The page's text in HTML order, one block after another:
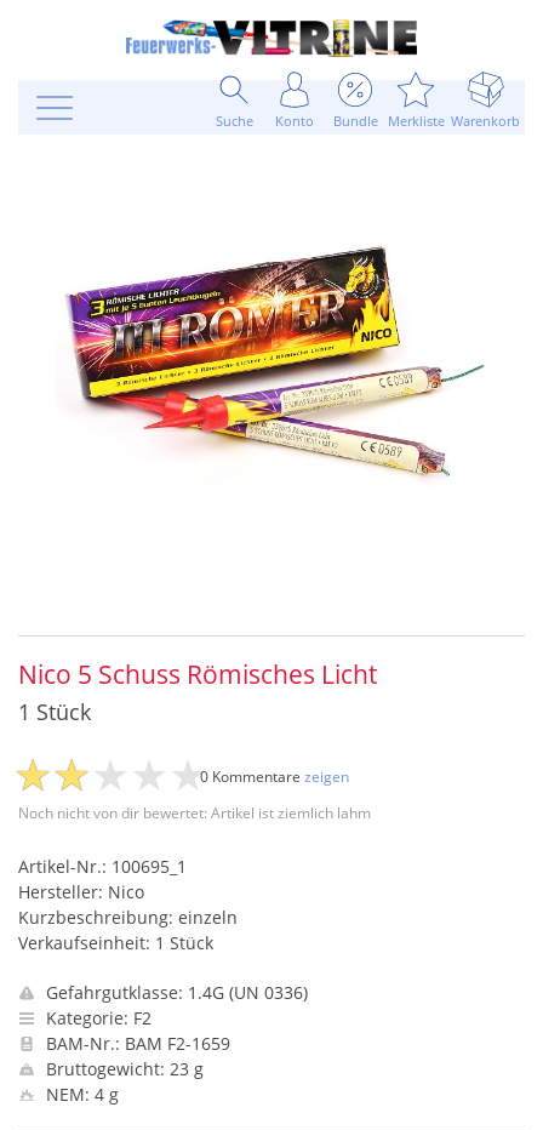
Suche Konto Bundle Merkliste Warenkorb
Nico 5 Schuss Römisches Licht
1 Stück
Noch nicht von dir bewertet: Artikel ist ziemlich lahm
0 Kommentare zeigen
Artikel-Nr.: 100695_1
Hersteller: Nico
Kurzbeschreibung: einzeln
Verkaufseinheit: 1 Stück
Gefahrgutklasse: 1.4G (UN 0336)
Kategorie: F2
BAM-Nr.: BAM F2-1659
Bruttogewicht: 23 g
NEM: 4 g